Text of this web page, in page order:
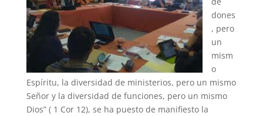
dones
, pero
un
mism
o
Espíritu, la diversidad de ministerios, pero un mismo
Señor y la diversidad de funciones, pero un mismo
Dios” ( 1 Cor 12), se ha puesto de manifiesto la